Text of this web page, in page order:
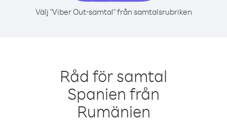
Välj "Viber Out-samtal" från samtalsrubriken
Råd för samtal
Spanien från
Rumänien